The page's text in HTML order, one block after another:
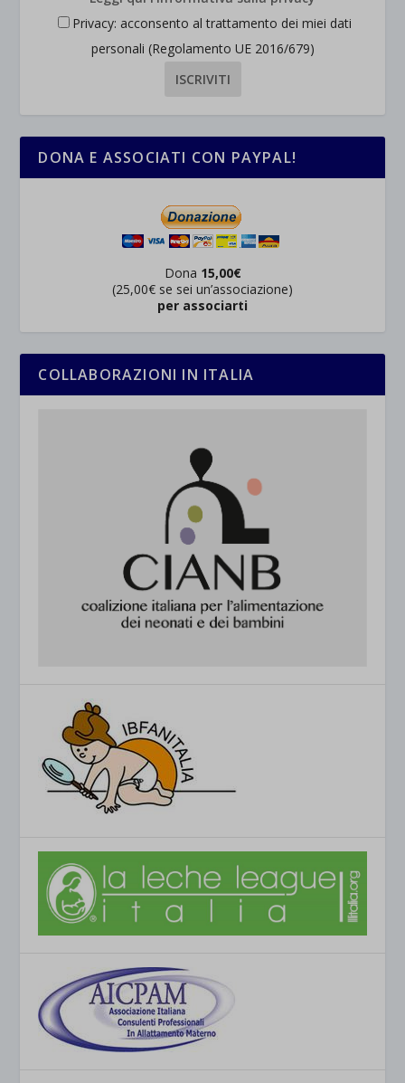
Privacy: acconsento al trattamento dei miei dati
personali (Regolamento UE 2016/679)
DONA E ASSOCIATI CON PAYPAL!
Dona 15,00€
(25,00€ se sei un’associazione)
per associarti
COLLABORAZIONI IN ITALIA